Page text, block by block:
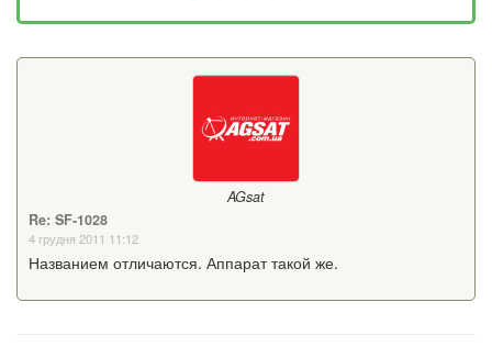
AGsat
Re: SF-1028
4 грудня 2011 11:12
Названием отличаются. Аппарат такой же.